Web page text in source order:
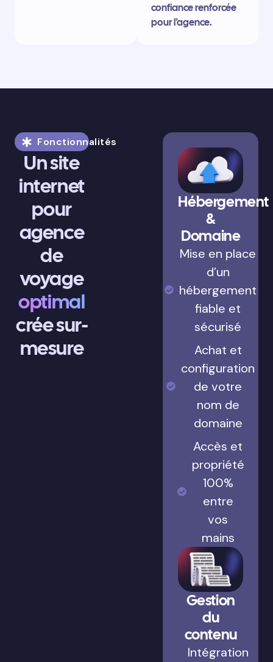
confiance renforcée
pour l’agence.
Fonctionnalités
Un site
internet
pour
agence
de
voyage
optimal
crée sur-
mesure
Hébergement
&
Domaine
Mise en place
d’un
hébergement
fiable et
sécurisé
Achat et
configuration
de votre
nom de
domaine
Accès et
propriété
100%
entre
vos
mains
Gestion
du
contenu
Intégration